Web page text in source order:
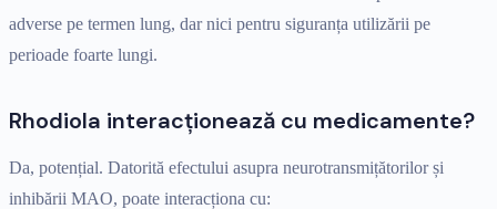
adverse pe termen lung, dar nici pentru siguranța utilizării pe
perioade foarte lungi.
Rhodiola interacționează cu medicamente?
Da, potențial. Datorită efectului asupra neurotransmițătorilor și
inhibării MAO, poate interacționa cu: